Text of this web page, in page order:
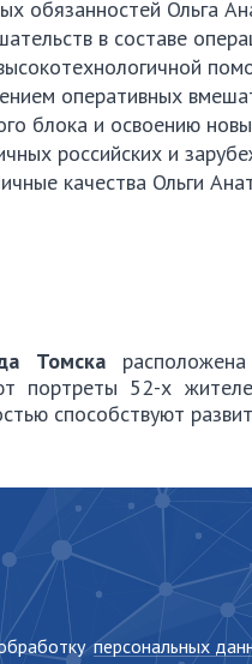
Ольга
в составе
оперативных
блока и освоению
российских и
качества Ольги
Томска
портреты 52-х
способствуют
персональных